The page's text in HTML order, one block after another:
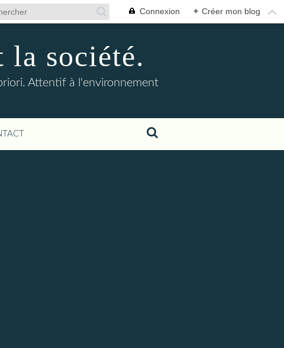
Connexion + Créer mon blog
société.
Attentif à l'environnement